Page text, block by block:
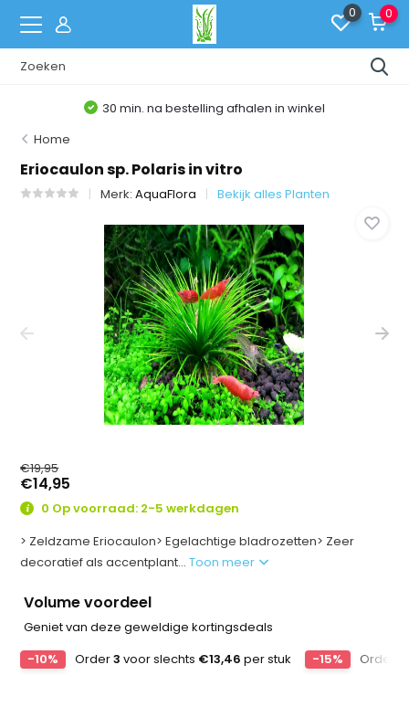
0 0
30 min. na bestelling afhalen in winkel
Home
Eriocaulon sp. Polaris in vitro
Merk:AquaFlora Bekijk alles Planten
€19,95
€14,95
0 Op voorraad: 2-5 werkdagen
> Zeldzame Eriocaulon> Egelachtige bladrozetten> Zeer
decoratief als accentplant...Toon meer
Volume voordeel
Geniet van deze geweldige kortingsdeals
-10%
Order3 voor slechts €13,46 per stuk -15% Order